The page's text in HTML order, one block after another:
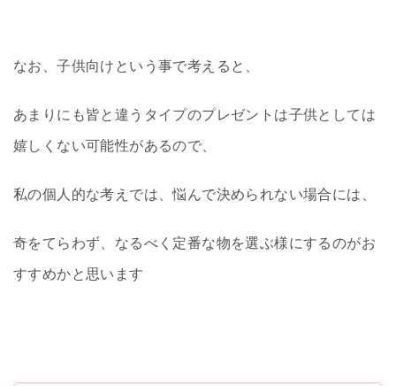
なお、子供向けという事で考えると、
あまりにも皆と違うタイプのプレゼントは子供としては
嬉しくない可能性があるので、
私の個人的な考えでは、悩んで決められない場合には、
奇をてらわず、なるべく定番な物を選ぶ様にするのがお
すすめかと思います